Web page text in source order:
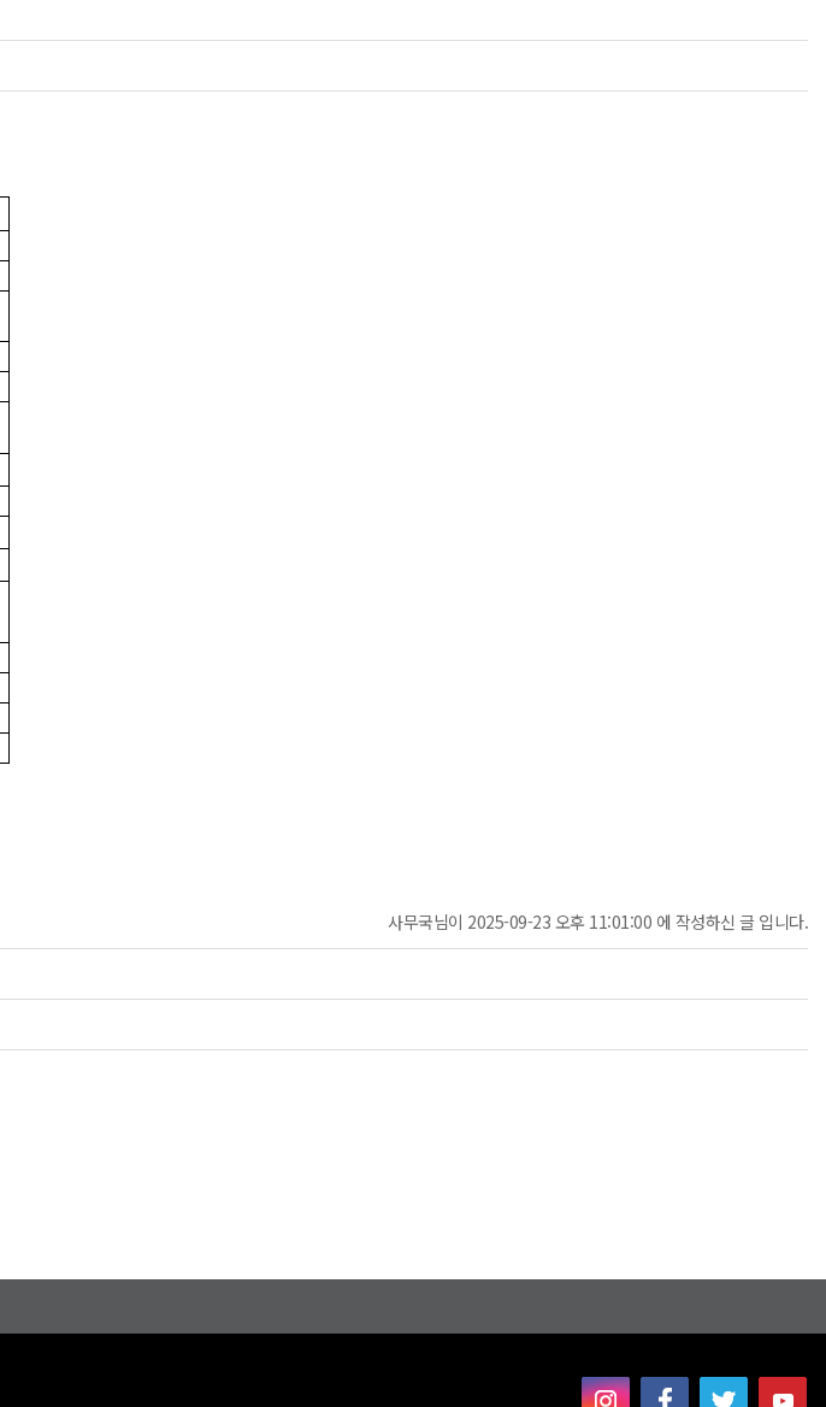
사무국님이 2025-09-23 오후 11:01:00 에 작성하신 글 입니다.